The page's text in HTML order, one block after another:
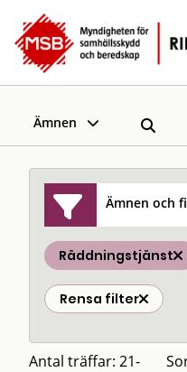
Ämnen
Ämnen och
Räddningstjänst
Rensa filter
Antal träffar: 21-